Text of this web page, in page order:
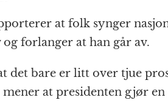
at folk synger
forlanger at han går av.
det bare er litt over tjue
at presidenten gjør